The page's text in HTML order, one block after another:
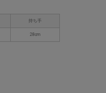
持ち手
28cm